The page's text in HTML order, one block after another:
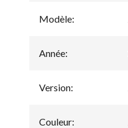
Modèle:
Année:
Version:
Couleur: